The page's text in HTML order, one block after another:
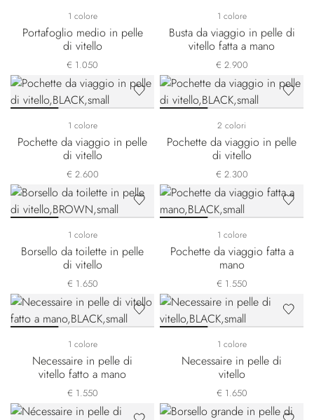
1 colore
Portafoglio medio in pelle
di vitello
€ 1.050
1 colore
Busta da viaggio in pelle di
vitello fatta a mano
€ 2.900
1 colore
Pochette da viaggio in pelle
di vitello
€ 2.600
2 colori
Pochette da viaggio in pelle
di vitello
€ 2.300
1 colore
Borsello da toilette in pelle
di vitello
€ 1.650
1 colore
Pochette da viaggio fatta a
mano
€ 1.550
1 colore
Necessaire in pelle di
vitello fatto a mano
€ 1.550
1 colore
Necessaire in pelle di
vitello
€ 1.650